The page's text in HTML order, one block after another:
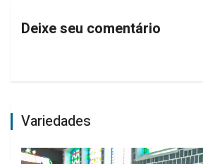
Deixe seu comentário
Variedades